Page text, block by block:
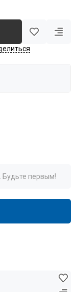
Будьте первым!